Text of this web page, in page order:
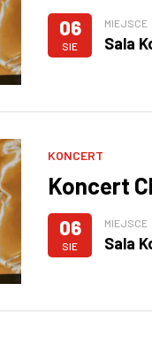
06
SIE
MIEJSCE
Sala
KONCERT
Koncert
06
SIE
MIEJSCE
Sala